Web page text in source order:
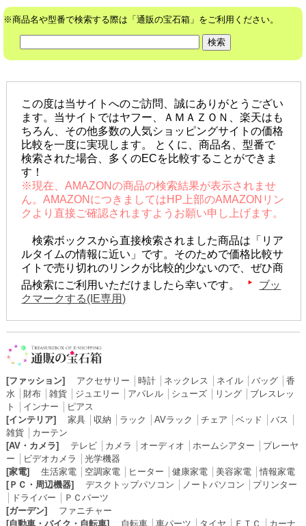
※商品名や型番で検索する際は「通販の宝石箱」をご利用ください。
この度は当サイトへのご訪問、誠にありがとうござい
ます。当サイトではヤフー、ＡＭＡＺＯＮ、楽天はも
ちろん、その他多数の人気ショッピングサイトの価格
比較を一度に実現します。 とくに、商品名、型番で
検索された場合、多くのECを比較することができま
す！
※現在、AMAZONの商品の検索結果が表示されませ
ん。AMAZONにつきましてはHP上部のAMAZONリン
クより直接ご確認されますようお願い申し上げます。
検索ボックスから直接検索されました商品は「リア
ルタイムの情報に近い」です。そのためで価格比較サ
イトで売り切れのリンクが比較的少ないので、ぜひ商
品検索にご利用いただけましたら幸いです。
ブッ
クマークする(IE専用)
[ファッション] アクセサリー 時計│ ネックレス ネイル│ バッグ│ 香
水
財布│ 雑貨│ ジュエリー アパレル│ シューズ│ リング│ ブレスレッ
ト
インナー
ピアス
[インテリア]
家具│ 収納 ラック AVラック チェア ベッド バス
雑貨│ カーテン
[AV・カメラ]
テレビ│ カメラ オーディオ ホームシアター
プレーヤ
ー
ビデオカメラ
光学機器
[家電]
生活家電│ 空調家電│ ヒーター 健康家電│ 美容家電│情報家電
[ＰＣ・周辺機器]
デスクトップパソコン ノートパソコン
プリンター
ドライバー
ＰＣパーツ
[ガーデン]
ファニチャー
[自動車・バイク・自転車]
自転車│ 車パーツ タイヤ ＥＴＣ カーナ